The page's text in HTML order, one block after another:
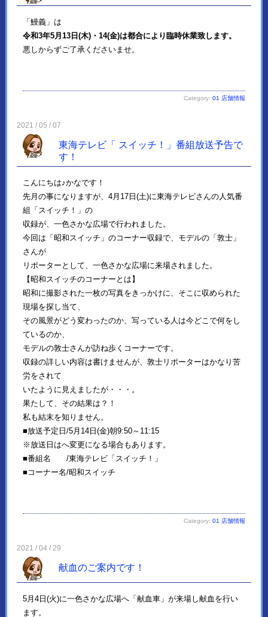
「鰻義」は
令和3年5月13日(木)・14(金)は都合により臨時休業致します。
悪しからずご了承くださいませ。
Category:01 店舗情報
2021 / 05 / 07
東海テレビ「 スイッチ！」番組放送予告で
す！
こんにちは♪かなです！
先月の事になりますが、4月17日(土)に東海テレビさんの人気番
組「スイッチ！」の
収録が、一色さかな広場で行われました。
今回は「昭和スイッチ」のコーナー収録で、モデルの「敦士」
さんが
リポーターとして、一色さかな広場に来場されました。
【昭和スイッチのコーナーとは】
昭和に撮影された一枚の写真をきっかけに、そこに収められた
現場を探し当て、
その風景がどう変わったのか、写っている人は今どこで何をし
ているのか、
モデルの敦士さんが訪ね歩くコーナーです。
収録の詳しい内容は書けませんが、敦士リポーターはかなり苦
労をされて
いたように見えましたが・・・。
果たして、その結果は？！
私も結末を知りません。
■放送予定日/5月14日(金)朝9:50～11:15
※放送日はへ変更になる場合もあります。
■番組名 /東海テレビ「スイッチ！」
■コーナー名/昭和スイッチ
Category:01 店舗情報
2021 / 04 / 29
献血のご案内です！
5月4日(火)に一色さかな広場へ「献血車」が来場し献血を行い
ます。